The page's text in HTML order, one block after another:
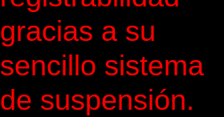
gracias a su
sencillo sistema
de suspensión.